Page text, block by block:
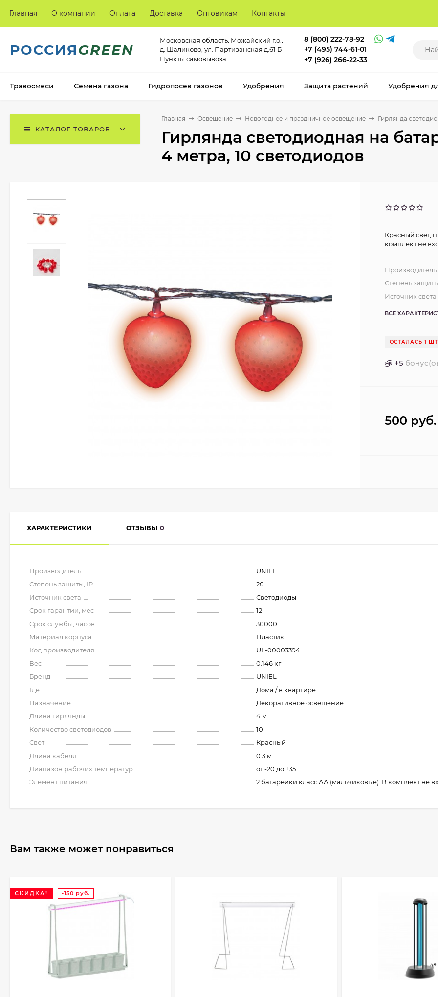
Главная О компании Оплата Доставка Оптовикам Контакты
РОССИЯGREEN
Московская область, Можайский г.о.,
д. Шаликово, ул. Партизанская д.61 Б
Пункты самовывоза
8 (800) 222-78-92
+7 (495) 744-61-01
+7 (926) 266-22-33
Травосмеси Семена газона Гидропосев газонов Удобрения Защита растений Удобрения
КАТАЛОГ ТОВАРОВ
Главная Освещение Новогоднее и праздничное освещение Гирлянда
Гирлянда светодиодная на
4 метра, 10 светодиодов
Красный свет,
комплект не
Производитель
Степень
Источник света
ВСЕ
ОСТАЛАСЬ 1
+5
500 руб.
ХАРАКТЕРИСТИКИ ОТЗЫВЫ 0
Производитель
UNIEL
Степень защиты, IP
20
Источник света
Светодиоды
Срок гарантии, мес
12
Срок службы, часов
30000
Материал корпуса
Пластик
Код производителя
UL-00003394
Вес
0.146 кг
Бренд
UNIEL
Где
Дома / в квартире
Назначение
Декоративное освещение
Длина гирлянды
4 м
Количество светодиодов
10
Свет
Красный
Длина кабеля
0.3 м
Диапазон рабочих температур
от -20 до +35
Элемент питания
2 батарейки класс АА (мальчиковые). В комплект не
Вам также может понравиться
СКИДКА! -150 руб.